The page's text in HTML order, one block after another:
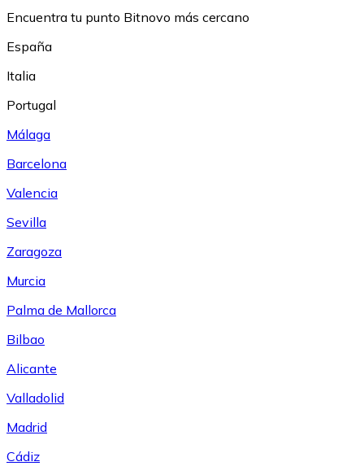
Encuentra tu punto Bitnovo más cercano
España
Italia
Portugal
Málaga
Barcelona
Valencia
Sevilla
Zaragoza
Murcia
Palma de Mallorca
Bilbao
Alicante
Valladolid
Madrid
Cádiz